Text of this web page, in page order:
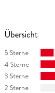
Übersicht
5 Sterne
4 Sterne
3 Sterne
2 Sterne